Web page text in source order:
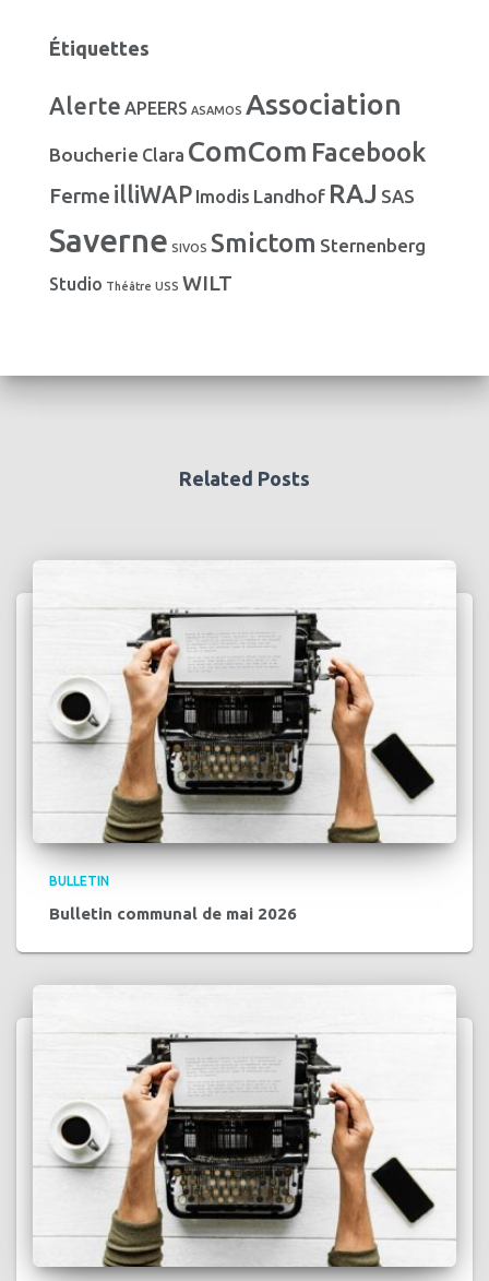
é
g
r
e
Étiquettes
Alerte APEERS ASAMOS Association
Boucherie Clara ComCom Facebook
Ferme illiWAP Imodis Landhof RAJ SAS
Saverne SIVOS Smictom Sternenberg
Studio Théâtre USS WILT
Related Posts
BULLETIN
Bulletin communal de mai 2026